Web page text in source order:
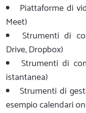
Piattaforme di
Meet)
Strumenti di
Drive, Dropbox)
Strumenti di
istantanea)
Strumenti di
esempio calendari